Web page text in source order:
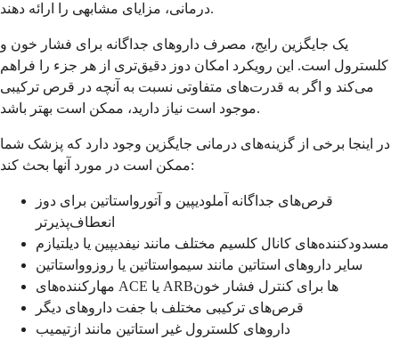
درمانی، مزایای مشابهی را ارائه دهند.
یک جایگزین رایج، مصرف داروهای جداگانه برای فشار خون و
کلسترول است. این رویکرد امکان دوز دقیق‌تری از هر جزء را فراهم
می‌کند و اگر به قدرت‌های متفاوتی نسبت به آنچه در قرص ترکیبی
موجود است نیاز دارید، ممکن است بهتر باشد.
در اینجا برخی از گزینه‌های درمانی جایگزین وجود دارد که پزشک شما
ممکن است در مورد آنها بحث کند:
قرص‌های جداگانه آملودیپین و آتورواستاتین برای دوز
انعطاف‌پذیرتر
مسدودکننده‌های کانال کلسیم مختلف مانند نیفدیپین یا دیلتیازم
سایر داروهای استاتین مانند سیمواستاتین یا روزوواستاتین
مهارکننده‌های ACE یا ARBها برای کنترل فشار خون
قرص‌های ترکیبی مختلف با جفت داروهای دیگر
داروهای کلسترول غیر استاتین مانند ازتیمیب